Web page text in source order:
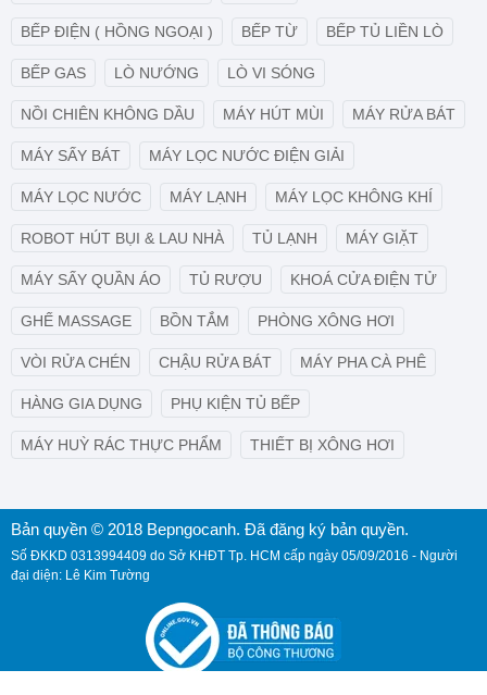
BẾP ĐIỆN ( HỒNG NGOẠI ) BẾP TỪ BẾP TỦ LIỀN LÒ
BẾP GAS LÒ NƯỚNG LÒ VI SÓNG
NỒI CHIÊN KHÔNG DẦU MÁY HÚT MÙI MÁY RỬA BÁT
MÁY SẤY BÁT MÁY LỌC NƯỚC ĐIỆN GIẢI
MÁY LỌC NƯỚC MÁY LẠNH MÁY LỌC KHÔNG KHÍ
ROBOT HÚT BỤI & LAU NHÀ TỦ LẠNH MÁY GIẶT
MÁY SẤY QUẦN ÁO TỦ RƯỢU KHOÁ CỬA ĐIỆN TỬ
GHẾ MASSAGE BỒN TẮM PHÒNG XÔNG HƠI
VÒI RỬA CHÉN CHẬU RỬA BÁT MÁY PHA CÀ PHÊ
HÀNG GIA DỤNG PHỤ KIỆN TỦ BẾP
MÁY HUỲ RÁC THỰC PHẨM THIẾT BỊ XÔNG HƠI
Bản quyền © 2018 Bepngocanh. Đã đăng ký bản quyền.
Số ĐKKD 0313994409 do Sở KHĐT Tp. HCM cấp ngày 05/09/2016 - Người
đại diện: Lê Kim Tường